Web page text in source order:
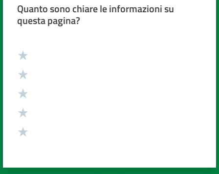
Quanto sono chiare le informazioni su
questa pagina?